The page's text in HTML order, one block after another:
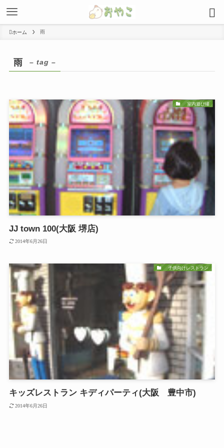
ホーム 雨
雨 – tag –
室内遊び場
JJ town 100(大阪 堺店)
2014年6月26日
子供向けレストラン
キッズレストラン キディパーティ(大阪 豊中市)
2014年6月26日